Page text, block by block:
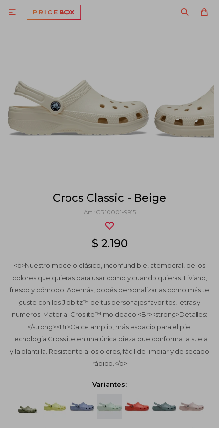

Crocs Classic - Beige
CR10001-9915
$ 2.190
<p>Nuestro modelo clásico, inconfundible, atemporal, de los
colores que quieras para usar como y cuando quieras. Liviano,
fresco y cómodo. Además, podés personalizarlas como más te
guste con los Jibbitz™ de tus personajes favoritos, letras y
numeros. Material Croslite™ moldeado.<Br><strong>Detalles:
</strong><Br>Calce amplio, más espacio para el pie.
Tecnologia Crosslite en una única pieza que conforma la suela
y la plantilla. Resistente a los olores, fácil de limpiar y de secado
rápido.</p>
Variantes: